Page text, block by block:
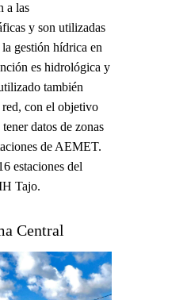
a las
y son utilizadas
gestión hídrica en
es hidrológica y
también
red, con el objetivo
datos de zonas
de AEMET.
estaciones del
Tajo.
Central